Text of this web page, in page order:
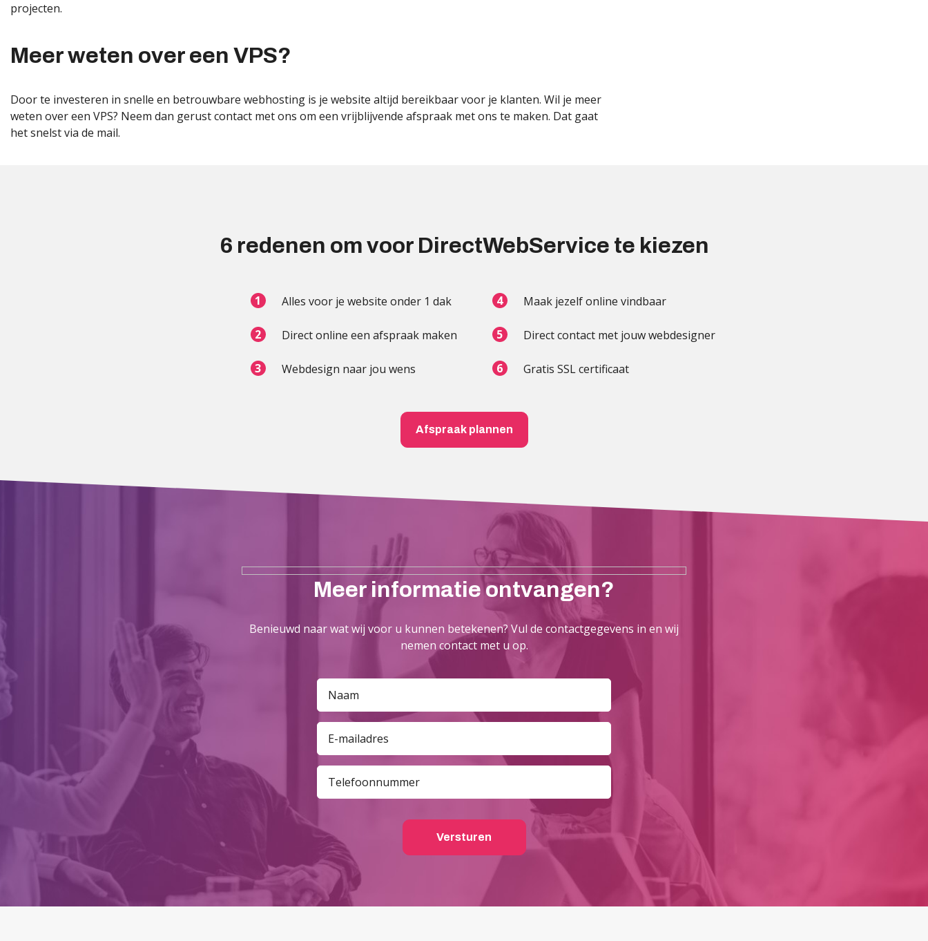
projecten.
Meer weten over een VPS?
Door te investeren in snelle en betrouwbare webhosting is je website altijd bereikbaar voor je klanten. Wil je meer
weten over een VPS? Neem dan gerust contact met ons om een vrijblijvende afspraak met ons te maken. Dat gaat
het snelst via de mail.
6 redenen om voor DirectWebService te kiezen
Alles voor je website onder 1 dak
Direct online een afspraak maken
Webdesign naar jou wens
Maak jezelf online vindbaar
Direct contact met jouw webdesigner
Gratis SSL certificaat
Afspraak plannen
Meer informatie ontvangen?
Benieuwd naar wat wij voor u kunnen betekenen? Vul de contactgegevens in en wij
nemen contact met u op.